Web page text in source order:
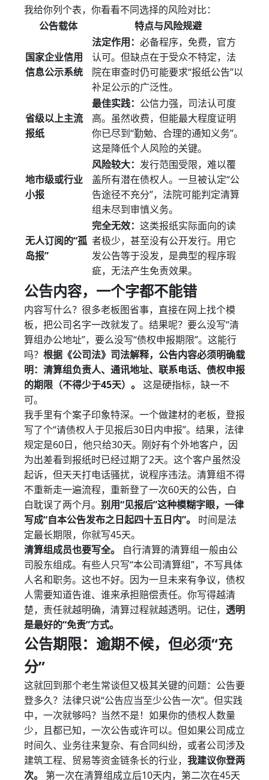
我给你列个表，你看看不同选择的风险对比：
公告载体
特点与风险规避
国家企业信用
信息公示系统
法定作用： 必备程序，免费，官方
认可。但缺点在于受众不特定，法
院在审查时仍可能要求“报纸公告”以
补足公示的广泛性。
省级以上主流
报纸
最佳实践： 公信力强，司法认可度
高。虽然收费，但能最大程度证明
你已尽到“勤勉、合理的通知义务”。
这是降低个人风险的关键。
地市级或行业
小报
风险较大： 发行范围受限，难以覆
盖所有潜在债权人。一旦被认定“公
告途径不充分”，法院可能判定清算
组未尽到审慎义务。
无人订阅的“孤
岛报”
完全无效： 这类报纸实际面向的读
者极少，甚至没有公开发行。用它
发公告等于没发，是典型的程序瑕
疵，无法产生免责效果。
公告内容，一个字都不能错
内容写什么？很多老板图省事，直接在网上找个模
板，把公司名字一改就发了。结果呢？要么没写“清
算组办公地址”，要么没写“债权申报期限”。这能行
吗？ 根据《公司法》司法解释，公告内容必须明确载
明：清算组负责人、通讯地址、联系电话、债权申报
的期限（不得少于45天）。 这是硬指标，缺一不
可。
我手里有个案子印象特深。一个做建材的老板，登报
写了个“请债权人于见报后30日内申报”。结果，法律
规定是60日，他只给30天。刚好有个外地客户，因
为出差看到报纸时已经过期了2天。这个客户虽然没
起诉，但天天打电话骚扰，说程序违法。清算组不得
不重新走一遍流程，重新登了一次60天的公告，白
白耽误了两个月。 别用“见报后”这种模糊字眼，一律
写成“自本公告发布之日起四十五日内”。
时间是法
定最长期限，你就写45天。
清算组成员也要写全。
自行清算的清算组一般由公
司股东组成。有些人只写“本公司清算组”，不写具体
人名和职务。这也不好。因为一旦未来有争议，债权
人需要知道告谁、谁来承担赔偿责任。你写得越清
楚，责任就越明确，清算过程就越透明。记住， 透明
是最好的“免责”方式。
公告期限：逾期不候，但必须“充
分”
这就回到那个老生常谈但又极其关键的问题：公告要
登多久？法律只说“公告应当至少公告一次”。但实践
中，一次就够吗？当然不是！如果你的债权人数量
少，且都已知，一次公告或许可以。但如果公司成立
时间久、业务往来复杂、有合同纠纷，或者公司涉及
建筑工程、贸易等资金链条长的行业， 我建议你登两
次。
第一次在清算组成立后10天内，第二次在45天